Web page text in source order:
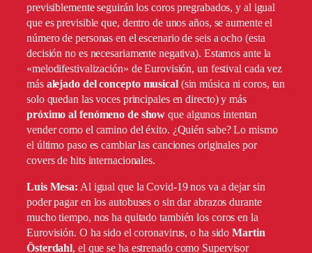
previsiblemente seguirán los coros pregrabados, y al igual
que es previsible que, dentro de unos años, se aumente el
número de personas en el escenario de seis a ocho (esta
decisión no es necesariamente negativa). Estamos ante la
«melodifestivalización» de Eurovisión, un festival cada vez
másalejado del concepto musical(sin música ni coros, tan
solo quedan las voces principales en directo) y más
próximo al fenómeno de show que algunos intentan
vender como el camino del éxito. ¿Quién sabe? Lo mismo
el último paso es cambiar las canciones originales por
covers de hits internacionales.
Luis Mesa: Al igual que la Covid-19 nos va a dejar sin
poder pagar en los autobuses o sin dar abrazos durante
mucho tiempo, nos ha quitado también los coros en la
Eurovisión. O ha sido el coronavirus, o ha sidoMartin
Österdahl, el que se ha estrenado como Supervisor